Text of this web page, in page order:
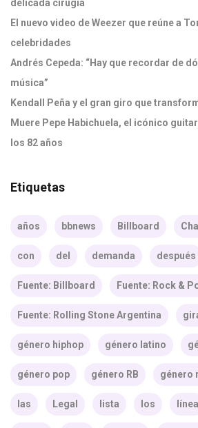
delicada cirugía
El nuevo video de Weezer que reúne a
celebridades
Andrés Cepeda: “Hay que recordar de
música”
Kendall Peña y el gran giro que
Muere Pepe Habichuela, el icónico
los 82 años
Etiquetas
años bbnews Billboard
con del demanda después
Fuente: Billboard Fuente: Rock &
Fuente: Rolling Stone Argentina
género hiphop género latino
género pop género RB género
las Legal lista los línea